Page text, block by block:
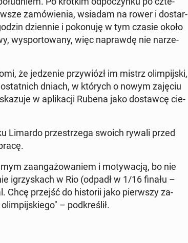
za­mó­wie­nia, wsiadam na rower i do­star­
dzien­nie i po­ko­nu­ję w tym czasie około
wy­spor­to­wa­ny, więc na­praw­dę nie na­rze­
że je­dze­nie przy­wiózł im mistrz olim­pij­ski,
dniach, w których o nowym zajęciu
w apli­ka­cji Rubena jako do­staw­cę cie­
Limardo prze­strze­ga swoich rywali przed
za­an­ga­żo­wa­niem i mo­ty­wa­cją, bo nie
igrzy­skach w Rio (odpadł w 1/16 finału –
Chcę przejść do hi­sto­rii jako pierw­szy za­
– pod­kre­ślił.